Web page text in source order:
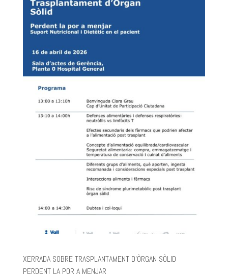
XERRADA SOBRE TRASPLANTAMENT D’ÒRGAN SÒLID
PERDENT LA POR A MENJAR